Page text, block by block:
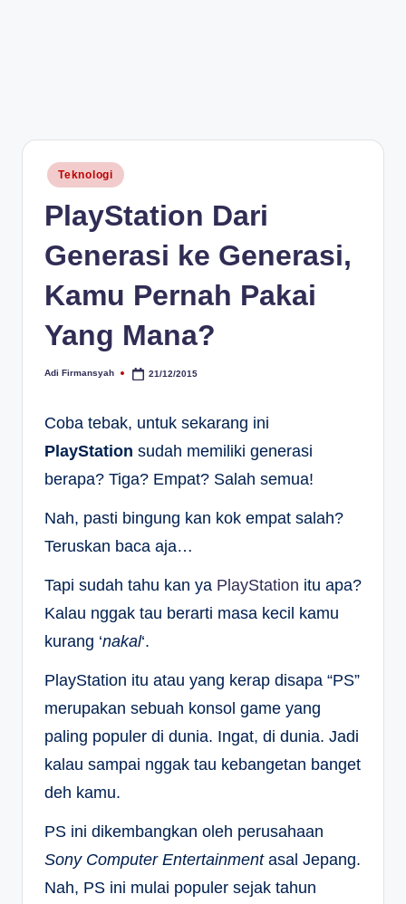
Posted
in
Teknologi
PlayStation Dari
Generasi ke Generasi,
Kamu Pernah Pakai
Yang Mana?
Posted
Adi Firmansyah 21/12/2015
Coba tebak, untuk sekarang ini
PlayStation sudah memiliki generasi
berapa? Tiga? Empat? Salah semua!
Nah, pasti bingung kan kok empat salah?
Teruskan baca aja…
Tapi sudah tahu kan ya PlayStation itu apa?
Kalau nggak tau berarti masa kecil kamu
kurang ‘nakal‘.
PlayStation itu atau yang kerap disapa “PS”
merupakan sebuah konsol game yang
paling populer di dunia. Ingat, di dunia. Jadi
kalau sampai nggak tau kebangetan banget
deh kamu.
PS ini dikembangkan oleh perusahaan
Sony Computer Entertainmentasal Jepang.
Nah, PS ini mulai populer sejak tahun